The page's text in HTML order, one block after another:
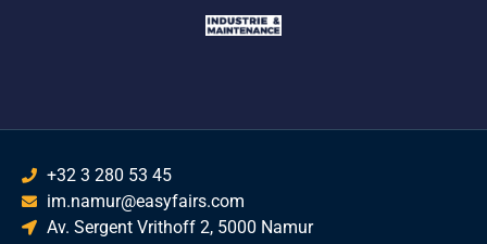
+32 3 280 53 45
im.namur@easyfairs.com
Av. Sergent Vrithoff 2, 5000 Namur